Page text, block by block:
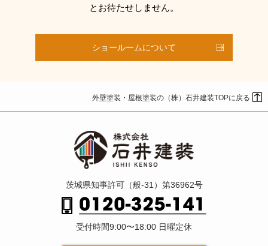
とお待たせしません。
ショールームについて
外壁塗装・屋根塗装の（株）石井建装TOPに戻る
茨城県知事許可（般-31）第36962号
受付時間9:00〜18:00 日曜定休